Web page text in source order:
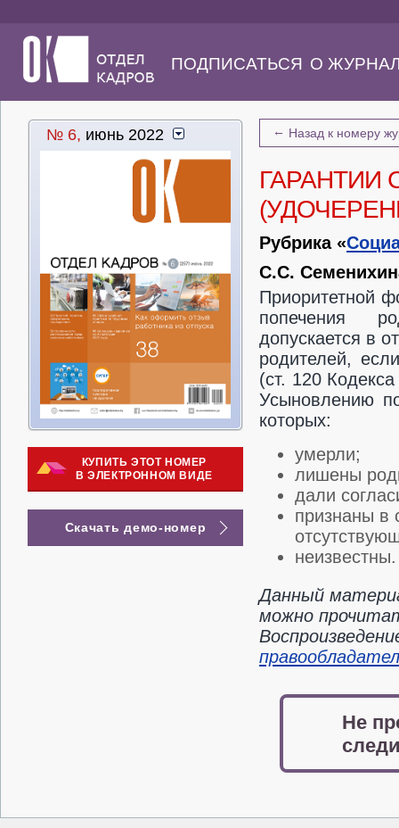
ПОДПИСАТЬСЯ О
№ 6, июнь 2022
КУПИТЬ ЭТОТ НОМЕР
В ЭЛЕКТРОННОМ ВИДЕ
Скачать демо-номер
← Назад к номеру
ГАРАНТИИ
Рубрика «
С.С.
Приоритетной
попечения
допускается в
родителей,
(ст. 120
Усыновлению
которых:
умерли;
лишены
дали
признаны в
неизвестны.
Данный
можно
Не